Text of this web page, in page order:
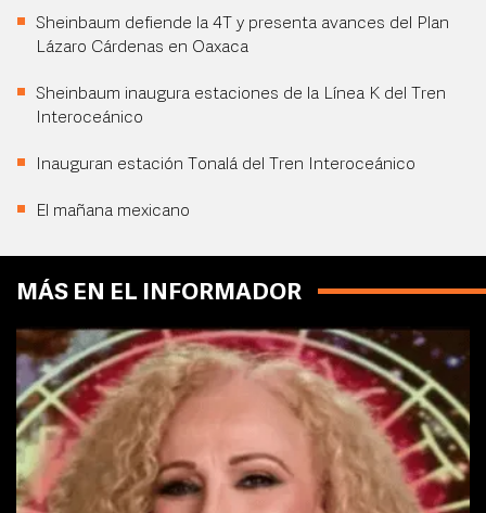
Sheinbaum defiende la 4T y presenta avances del Plan
Lázaro Cárdenas en Oaxaca
Sheinbaum inaugura estaciones de la Línea K del Tren
Interoceánico
Inauguran estación Tonalá del Tren Interoceánico
El mañana mexicano
MÁS EN EL INFORMADOR